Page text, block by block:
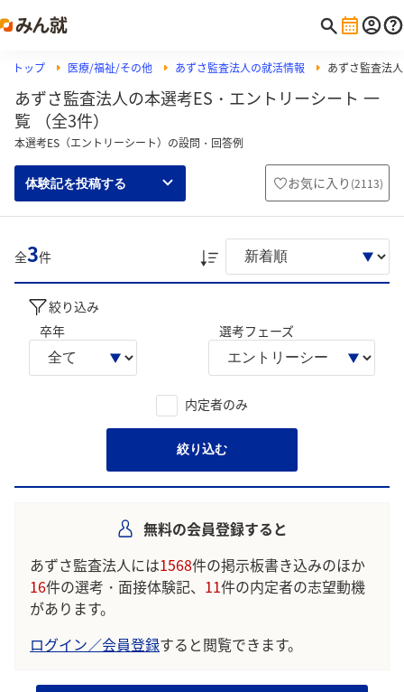
トップ 医療/福祉/その他 あずさ監査法人の就活情報 あずさ監査法
あずさ監査法人の本選考ES・エントリーシート 一
覧 （全3件）
本選考ES（エントリーシート）の設問・回答例
体験記を投稿する お気に入り (2113)
全3件
絞り込み
卒年
選考フェーズ
内定者のみ
絞り込む
無料の会員登録すると
あずさ監査法人には1568件の掲示板書き込みのほか
16件の選考・面接体験記、 11件の内定者の志望動機
があります。
ログイン／会員登録すると閲覧できます。